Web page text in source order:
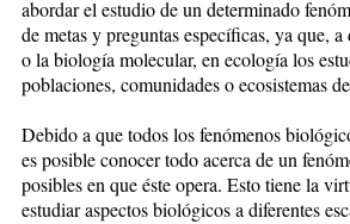
abordar el estudio de un determinado
de metas y preguntas específicas, ya que,
o la biología molecular, en ecología los
poblaciones, comunidades o ecosistemas
Debido a que todos los fenómenos
es posible conocer todo acerca de un
posibles en que éste opera. Esto tiene la
estudiar aspectos biológicos a diferentes